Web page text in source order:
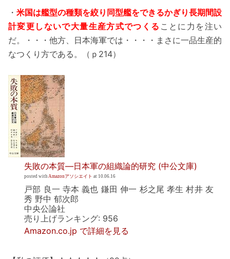
・ 米国は艦型の種類を絞り同型艦をできるかぎり長期間設
計変更しないで大量生産方式でつくる ことに力を注い
だ。・・・他方、日本海軍では・・・・まさに一品生産的
なつくり方である。（ｐ214）
失敗の本質―日本軍の組織論的研究 (中公文庫)
posted withAmazonアソシエイト at 10.06.16
戸部 良一 寺本 義也 鎌田 伸一 杉之尾 孝生 村井 友
秀 野中 郁次郎
中央公論社
売り上げランキング: 956
Amazon.co.jp で詳細を見る